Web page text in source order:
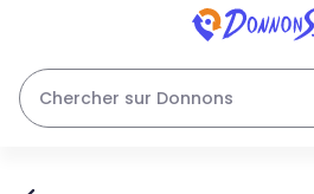
Chercher sur Donnons